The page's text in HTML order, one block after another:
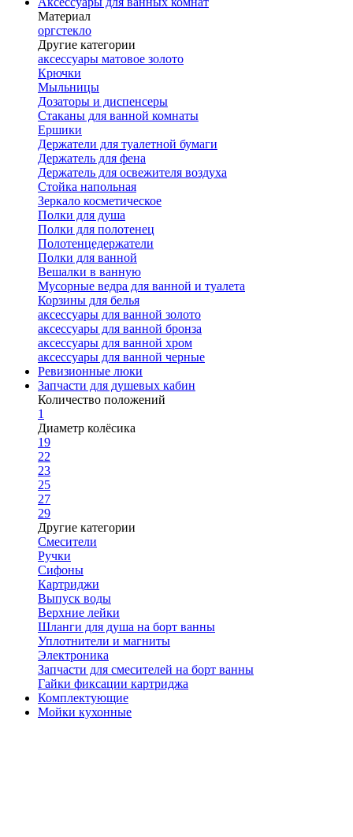
Материал
оргстекло
Другие категории
аксессуары матовое золото
Крючки
Мыльницы
Дозаторы и диспенсеры
Стаканы для ванной комнаты
Ершики
Держатели для туалетной бумаги
Держатель для фена
Держатель для освежителя воздуха
Стойка напольная
Зеркало косметическое
Полки для душа
Полки для полотенец
Полотенцедержатели
Полки для ванной
Вешалки в ванную
Мусорные ведра для ванной и туалета
Корзины для белья
аксессуары для ванной золото
аксессуары для ванной бронза
аксессуары для ванной хром
аксессуары для ванной черные
Ревизионные люки
Запчасти для душевых кабин
Количество положений
1
Диаметр колёсика
19
22
23
25
27
29
Другие категории
Смесители
Ручки
Сифоны
Картриджи
Выпуск воды
Верхние лейки
Шланги для душа на борт ванны
Уплотнители и магниты
Электроника
Запчасти для смесителей на борт ванны
Гайки фиксации картриджа
Комплектующие
Мойки кухонные